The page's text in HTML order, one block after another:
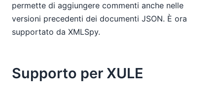
permette di aggiungere commenti anche nelle
versioni precedenti dei documenti JSON. È ora
supportato da XMLSpy.
Supporto per XULE